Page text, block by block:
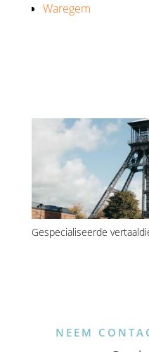
Waregem
Gespecialiseerde
NEEM